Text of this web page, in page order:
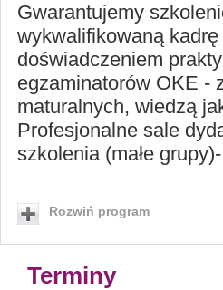
Gwarantujemy
wykwalifikowaną
doświadczeniem
egzaminatorów OKE -
maturalnych, wiedzą
Profesjonalne sale
szkolenia (małe
Rozwiń program
Terminy